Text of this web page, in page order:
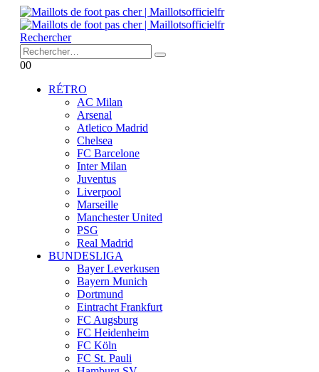
Rechercher
00
RÉTRO
AC Milan
Arsenal
Atletico Madrid
Chelsea
FC Barcelone
Inter Milan
Juventus
Liverpool
Marseille
Manchester United
PSG
Real Madrid
BUNDESLIGA
Bayer Leverkusen
Bayern Munich
Dortmund
Eintracht Frankfurt
FC Augsburg
FC Heidenheim
FC Köln
FC St. Pauli